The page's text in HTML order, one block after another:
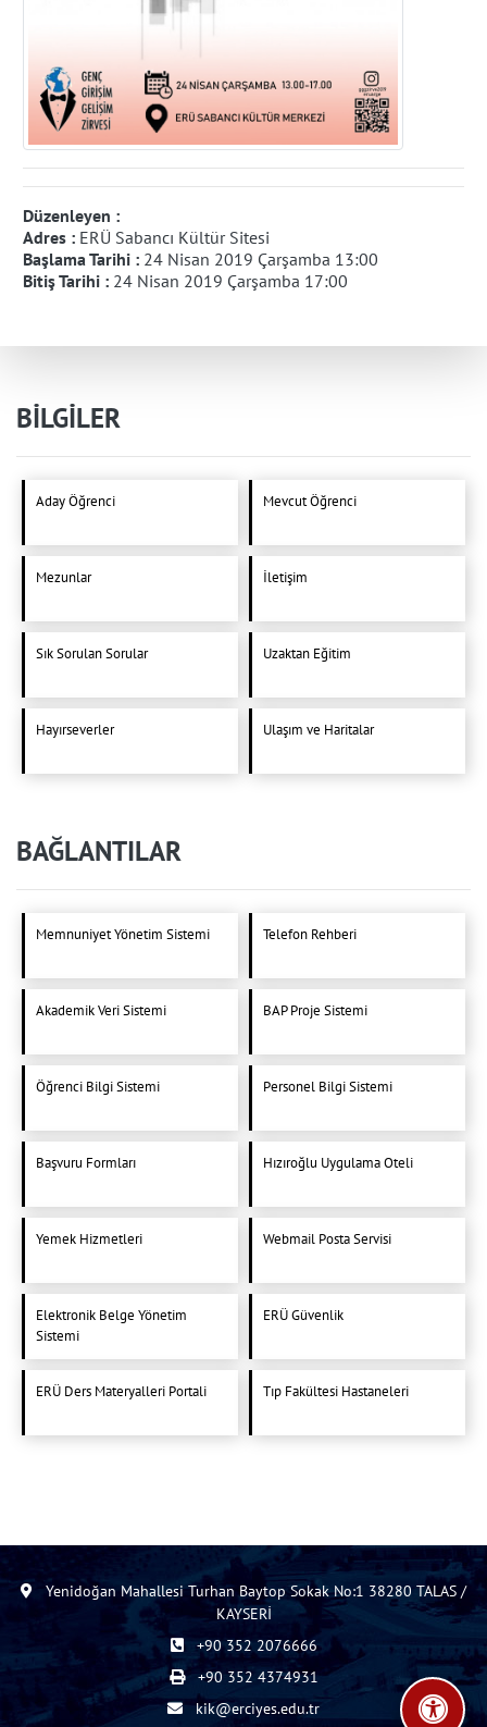
Düzenleyen :
Adres : ERÜ Sabancı Kültür Sitesi
Başlama Tarihi : 24 Nisan 2019 Çarşamba 13:00
Bitiş Tarihi : 24 Nisan 2019 Çarşamba 17:00
BİLGİLER
Aday Öğrenci Mevcut Öğrenci
Mezunlar İletişim
Sık Sorulan Sorular Uzaktan Eğitim
Hayırseverler Ulaşım ve Haritalar
BAĞLANTILAR
Memnuniyet Yönetim Sistemi Telefon Rehberi
Akademik Veri Sistemi BAP Proje Sistemi
Öğrenci Bilgi Sistemi Personel Bilgi Sistemi
Başvuru Formları Hızıroğlu Uygulama Oteli
Yemek Hizmetleri Webmail Posta Servisi
Elektronik Belge Yönetim
Sistemi
ERÜ Güvenlik
ERÜ Ders Materyalleri Portali Tıp Fakültesi Hastaneleri
Yenidoğan Mahallesi Turhan Baytop Sokak No:1 38280 TALAS /
KAYSERİ
+90 352 2076666
+90 352 4374931
kik@erciyes.edu.tr